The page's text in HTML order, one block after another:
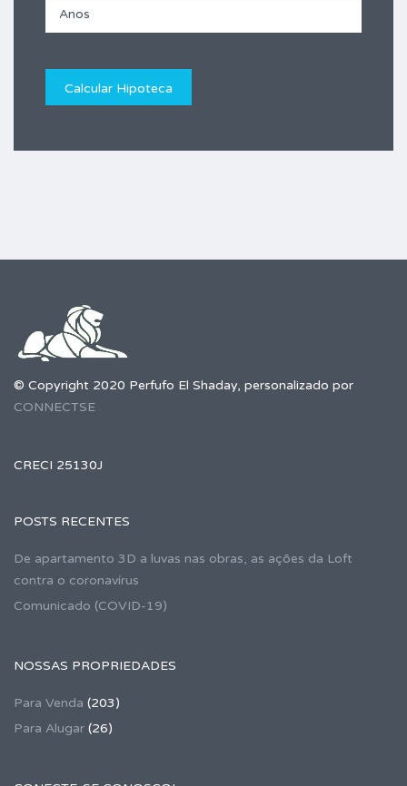
© Copyright 2020 Perfufo El Shaday, personalizado por
CONNECTSE
CRECI 25130J
POSTS RECENTES
De apartamento 3D a luvas nas obras, as ações da Loft
contra o coronavírus
Comunicado (COVID-19)
NOSSAS PROPRIEDADES
Para Venda (203)
Para Alugar (26)